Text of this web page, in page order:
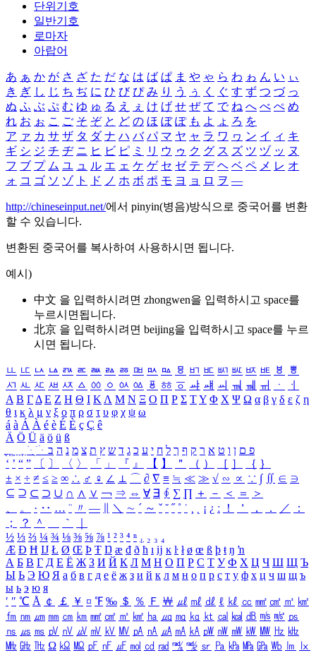
단위기호
일반기호
로마자
아랍어
あ ぁ か が さ ざ た だ な は ば ぱ ま や ゃ ら わ ゎ ん い ぃ
き ぎ し じ ち ぢ に ひ び ぴ み り う ぅ く ぐ す ず つ づ っ
ぬ ふ ぶ ぷ む ゆ ゅ る え ぇ け げ せ ぜ て で ね へ べ ぺ め
れ お ぉ こ ご そ ぞ と ど の ほ ぼ ぽ も よ ょ ろ を
ア ァ カ サ ザ タ ダ ナ ハ バ パ マ ヤ ャ ラ ワ ヮ ン イ ィ キ
ギ シ ジ チ ヂ ニ ヒ ビ ピ ミ リ ウ ゥ ク グ ス ズ ツ ヅ ッ ヌ
フ ブ プ ム ユ ュ ル エ ェ ケ ゲ セ ゼ テ デ ヘ ベ ペ メ レ オ
ォ コ ゴ ソ ゾ ト ド ノ ホ ボ ポ モ ヨ ョ ロ ヲ ―
http://chineseinput.net/에서 pinyin(병음)방식으로 중국어를 변환
할 수 있습니다.
변환된 중국어를 복사하여 사용하시면 됩니다.
예시)
中文 을 입력하시려면 zhongwen을 입력하시고 space를
누르시면됩니다.
北京 을 입력하시려면 beijing을 입력하시고 space를 누르
시면 됩니다.
ㅥ ㅦ ㅧ ㅨ ㅩ ㅪ ㅫ ㅬ ㅭ ㅮ ㅯ ㅰ ㅱ ㅲ ㅳ ㅴ ㅵ ㅶ ㅷ ㅸ
ㅹ
ㅺ ㅻ ㅼ ㅽ ㅾ ㅿ ㆀ ㆁ ㆂ ㆃ ㆄ ㆅ ㆆ ㆇ ㆈ ㆉ ㆊ ㆋ ㆌ ㆍ
ㆎ
Α Β ΓΔ Ε Ζ Η Θ Ι ΚΛ Μ Ν Ξ Ο Π Ρ Σ ΤΥ Φ Χ Ψ Ω α β γ δ ε ζ η
θ ι κ λ μ ν ξ ο π ρ σ τ υ φ χ ψ ω
á à Á À é è É È ç Ç ê
Ä Ö Ü ä ö ü ß
ִֶֹ ֻּ ׁׂ פ ם ן ו ט א ר ק ף ך ל ח י ע כ ג ד ש ץ ת צ מ נ ה ב
‘ ’ “ ” 〔 〕 〈 〉 「 」 『 』 【 】 ＂ （ ） ［ ］ ｛ ｝
± × ÷ ≠ ≤ ≥ ∞ ∴ ♂ ♀ ∠ ⊥ ⌒ ∂ ∇ ≡ ≒ ≪ ≫ √ ∽ ∝ ∵ ∫ ∬ ∈ ∋
⊆ ⊇ ⊂ ⊃ ∪ ∩ ∧ ∨ ￢ ⇒ ⇔ ∀ ∃ ∮ ∑ ∏ ＋ － ＜ ＝
＞
、
。 · ‥ … ¨ 〃 ― ＼ ∼ ´ ～ ˇ ˘ ˝ ˚ ˙ ¸ ¡ ¿ ː ！ ＇ ， ． ／
：
；
？ ＾ ｀
½ ⅓ ⅔ ¼ ¾ ⅛ ⅜ ⅝ ⅞ ¹ ² ³ ⁴ ⁿ ₁ ₂ ₃ ₄
Æ Ð Ħ Ĳ Ł Ø Œ Þ Ŧ Ŋ æ đ ð ħ ı ĳ ĸ ŀ ł ø œ ß þ ŧ ŋ ŉ
А Б В Г Д Е Ё Ж З И Й К Л М Н О П Р С Т У Ф Х Ц Ч Ш Щ Ъ
Ы Ь Э Ю Я а б в г д е ё ж з и й к л м н о п р с т у ф х ц ч ш щ ъ
ы ь э ю я
′ ″ ℃ Å ￠ ￡ ￥ ¤ ℉ ‰ ＄ ％ Ｆ ￦ ㎕ ㎖ ㎗ ℓ ㎘ ㏄ ㎣ ㎤ ㎥ ㎦
㎙ ㎚ ㎛ ㎜ ㎝ ㎞ ㎟ ㎠ ㎡ ㎢ ㏊ ㎍ ㎎ ㎏ ㏏ ㎈ ㎉ ㏈ ㎧ ㎨ ㎰
㎱ ㎲ ㎳ ㎴ ㎵ ㎶ ㎷ ㎸ ㎹ ㎀ ㎁ ㎂ ㎃ ㎄ ㎺ ㎻ ㎽ ㎾ ㎿ ㎐ ㎑
㎒ ㎓ ㎔ Ω ㏀ ㏁ ㎊ ㎋ ㎌ ㏖ ㏅ ㎭ ㎮ ㎯ ㏛ ㎩ ㎪ ㎫ ㎬ ㏝ ㏐
㏓